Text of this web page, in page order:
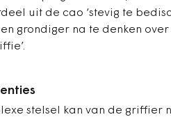
uit de cao ‘stevig te
grondiger na te denken
stelsel kan van de griffier